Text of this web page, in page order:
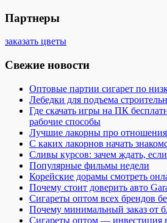
Партнеры
заказать цветы
Свежие новости
Оптовые партии сигарет по
Лебедки для подъема
Где скачать игры на ПК
рабочие способы
Лучшие лакорны про отношения
С каких лакорнов начать
Сливы курсов: зачем ждать,
Популярные фильмы недели
Корейские дорамы смотреть
Почему стоит доверить авто
Сигареты оптом всех брендов
Почему минимальный заказ от
Сигареты оптом — инвестиция